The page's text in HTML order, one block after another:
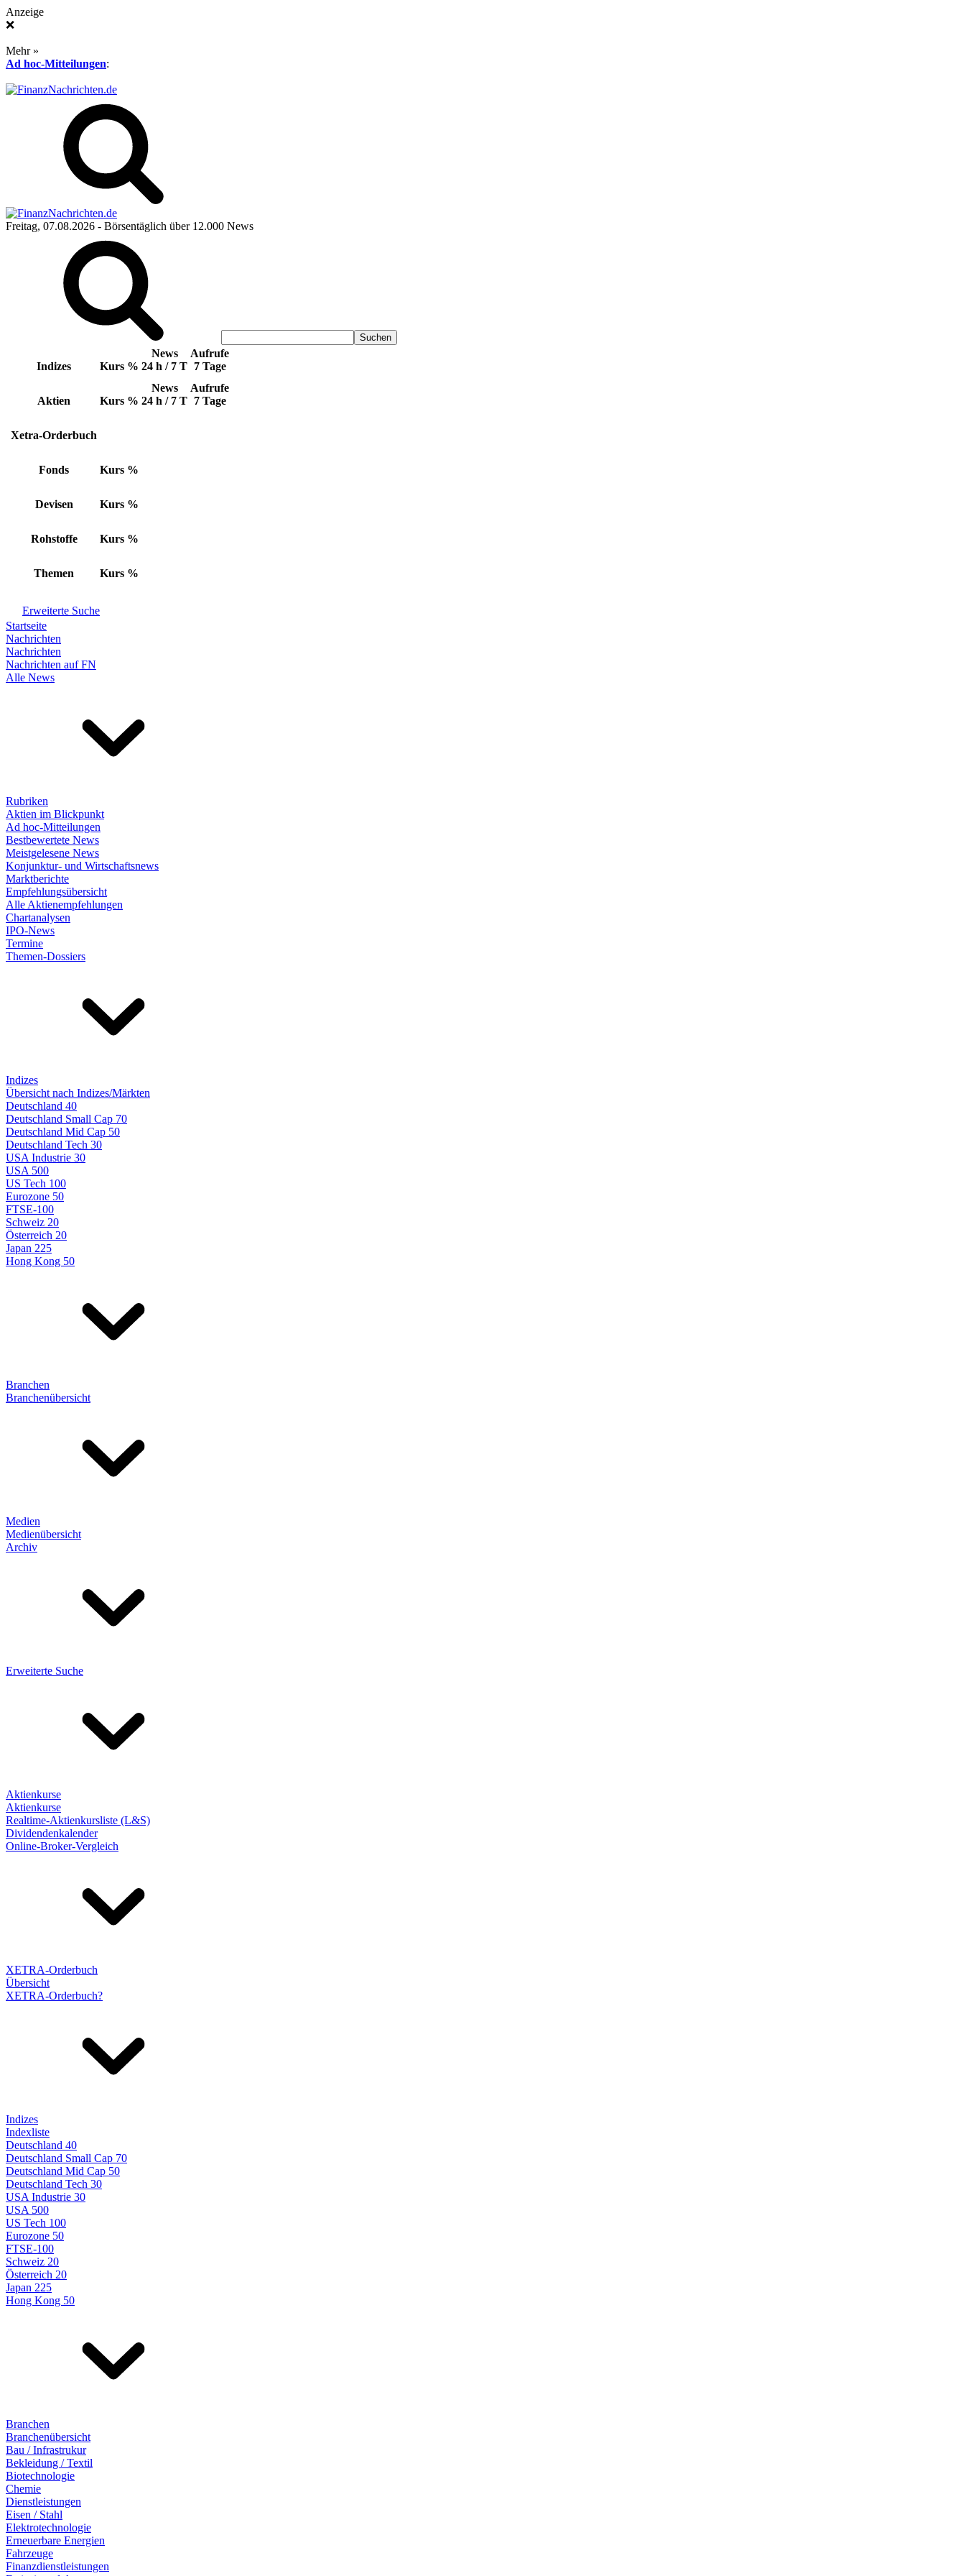
Anzeige
❌
Mehr »
Ad hoc-Mitteilungen:
Freitag, 07.08.2026 - Börsentäglich über 12.000 News
Indizes Kurs %
News
24 h / 7 T
Aufrufe
7 Tage
Aktien Kurs %
News
24 h / 7 T
Aufrufe
7 Tage
Xetra-Orderbuch
Fonds Kurs %
Devisen Kurs %
Rohstoffe Kurs %
Themen Kurs %
Erweiterte Suche
Startseite
Nachrichten
Nachrichten
Nachrichten auf FN
Alle News
Rubriken
Aktien im Blickpunkt
Ad hoc-Mitteilungen
Bestbewertete News
Meistgelesene News
Konjunktur- und Wirtschaftsnews
Marktberichte
Empfehlungsübersicht
Alle Aktienempfehlungen
Chartanalysen
IPO-News
Termine
Themen-Dossiers
Indizes
Übersicht nach Indizes/Märkten
Deutschland 40
Deutschland Small Cap 70
Deutschland Mid Cap 50
Deutschland Tech 30
USA Industrie 30
USA 500
US Tech 100
Eurozone 50
FTSE-100
Schweiz 20
Österreich 20
Japan 225
Hong Kong 50
Branchen
Branchenübersicht
Medien
Medienübersicht
Archiv
Erweiterte Suche
Aktienkurse
Aktienkurse
Realtime-Aktienkursliste (L&S)
Dividendenkalender
Online-Broker-Vergleich
XETRA-Orderbuch
Übersicht
XETRA-Orderbuch?
Indizes
Indexliste
Deutschland 40
Deutschland Small Cap 70
Deutschland Mid Cap 50
Deutschland Tech 30
USA Industrie 30
USA 500
US Tech 100
Eurozone 50
FTSE-100
Schweiz 20
Österreich 20
Japan 225
Hong Kong 50
Branchen
Branchenübersicht
Bau / Infrastrukur
Bekleidung / Textil
Biotechnologie
Chemie
Dienstleistungen
Eisen / Stahl
Elektrotechnologie
Erneuerbare Energien
Fahrzeuge
Finanzdienstleistungen